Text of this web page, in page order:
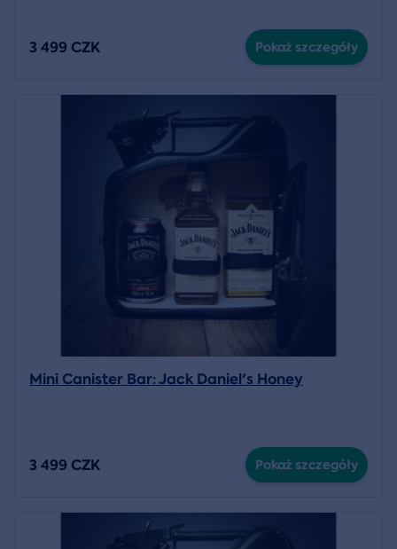
3 499 CZK Pokaż szczegóły
Mini Canister Bar: Jack Daniel's Honey
3 499 CZK Pokaż szczegóły